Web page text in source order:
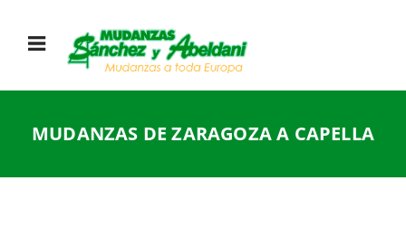
MUDANZAS DE ZARAGOZA A CAPELLA